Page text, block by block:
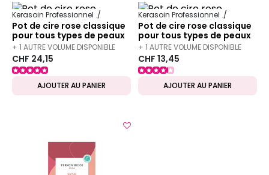
Kerasoin Professionnel Esthétique Épilation professionnelle
Pot de cire rose classique
pour tous types de peaux
800ml
+ 1 AUTRE VOLUME DISPONIBLE
CHF 24,15
AJOUTER AU PANIER
Kerasoin Professionnel
Pot de cire rose classique
pour tous types de peaux
400ml
+ 1 AUTRE VOLUME DISPONIBLE
CHF 13,45
AJOUTER AU PANIER